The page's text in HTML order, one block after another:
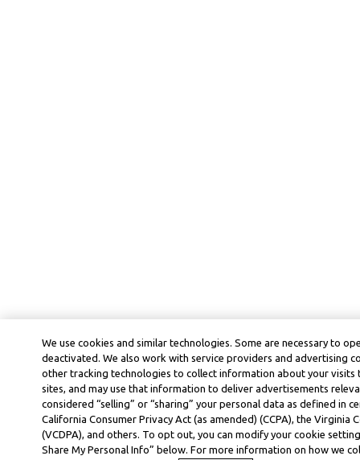
We use cookies and similar technologies. Some are necessary to
deactivated. We also work with service providers and advertising
other tracking technologies to collect information about your
sites, and may use that information to deliver advertisements
considered “selling” or “sharing” your personal data as defined in
California Consumer Privacy Act (as amended) (CCPA), the Virginia
(VCDPA), and others. To opt out, you can modify your cookie
Share My Personal Info” below. For more information on how we